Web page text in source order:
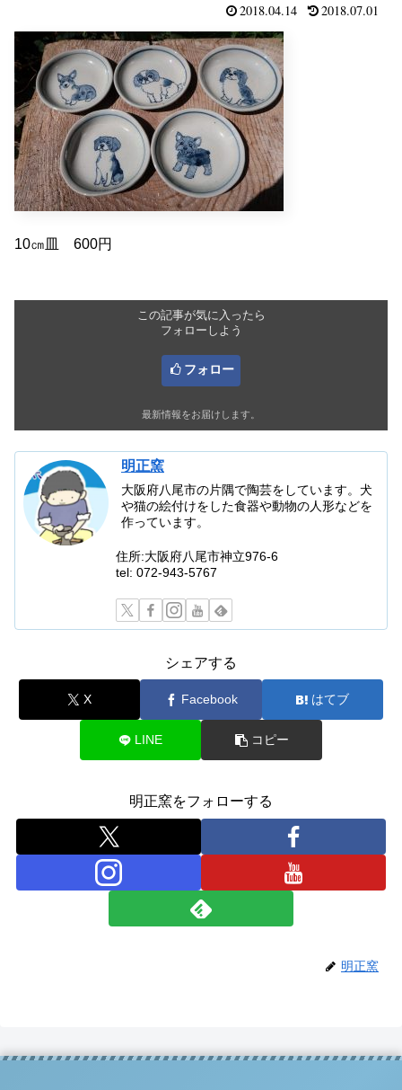
2018.04.14 2018.07.01
10㎝皿 600円
この記事が気に入ったら
フォローしよう
フォロー
最新情報をお届けします。
明正窯
大阪府八尾市の片隅で陶芸をしています。犬
や猫の絵付けをした食器や動物の人形などを
作っています。
住所:大阪府八尾市神立976-6
tel: 072-943-5767
シェアする
X Facebook はてブ
LINE コピー
明正窯をフォローする
明正窯